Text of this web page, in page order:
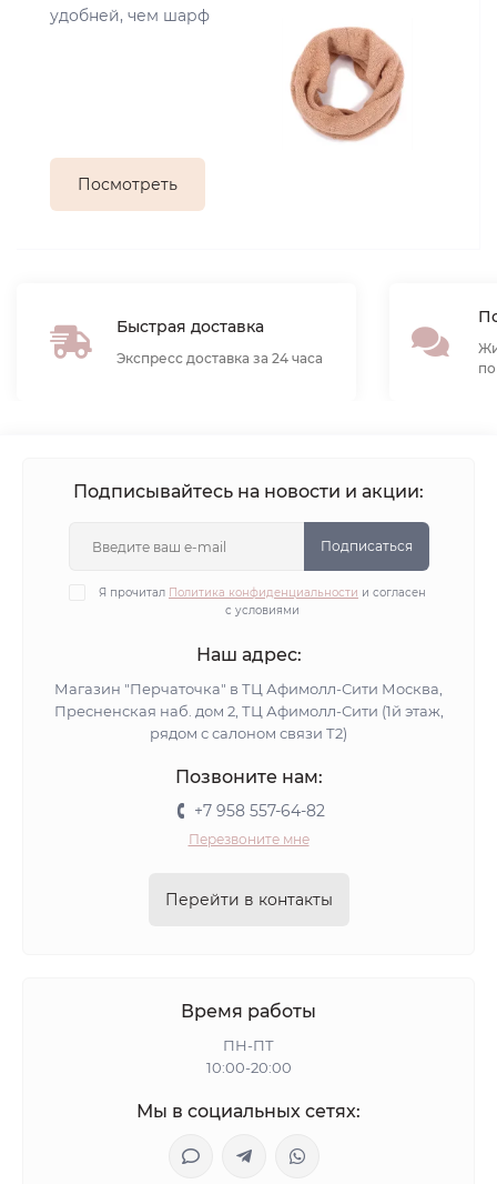
удобней, чем шарф
Посмотреть
Быстрая доставка
Экспресс доставка за 24 часа
Подписывайтесь на новости и акции:
Подписаться
Я прочитал Политика конфиденциальности и согласен
с условиями
Наш адрес:
Магазин "Перчаточка" в ТЦ Афимолл-Сити Москва,
Пресненская наб. дом 2, ТЦ Афимолл-Сити (1й этаж,
рядом с салоном связи Т2)
Позвоните нам:
+7 958 557-64-82
Перезвоните мне
Перейти в контакты
Время работы
ПН-ПТ
10:00-20:00
Мы в социальных сетях: